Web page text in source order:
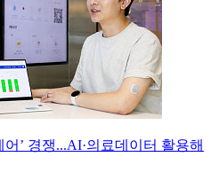
’ 경쟁...AI·의료데이터 활용해